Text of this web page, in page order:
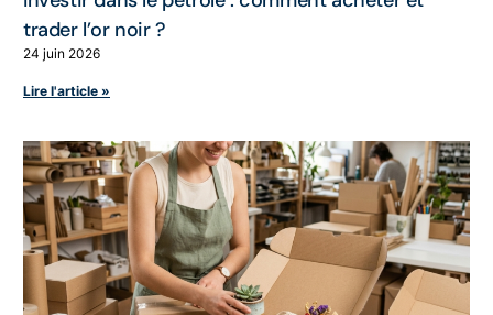
trader l’or noir ?
24 juin 2026
Lire l'article »